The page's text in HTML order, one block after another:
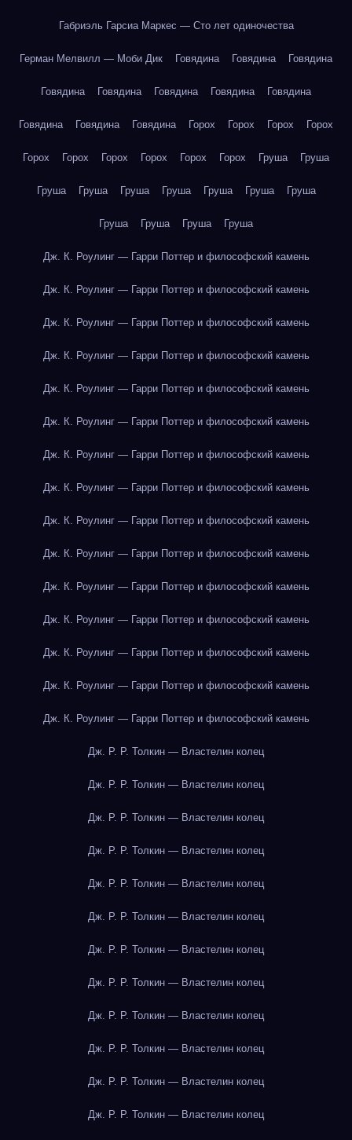
Габриэль Гарсиа Маркес — Сто лет одиночества
Герман Мелвилл — Моби Дик Говядина Говядина Говядина
Говядина Говядина Говядина Говядина Говядина
Говядина Говядина Говядина Горох Горох Горох Горох
Горох Горох Горох Горох Горох Горох Груша Груша
Груша Груша Груша Груша Груша Груша Груша
Груша Груша Груша Груша
Дж. К. Роулинг — Гарри Поттер и философский камень
Дж. К. Роулинг — Гарри Поттер и философский камень
Дж. К. Роулинг — Гарри Поттер и философский камень
Дж. К. Роулинг — Гарри Поттер и философский камень
Дж. К. Роулинг — Гарри Поттер и философский камень
Дж. К. Роулинг — Гарри Поттер и философский камень
Дж. К. Роулинг — Гарри Поттер и философский камень
Дж. К. Роулинг — Гарри Поттер и философский камень
Дж. К. Роулинг — Гарри Поттер и философский камень
Дж. К. Роулинг — Гарри Поттер и философский камень
Дж. К. Роулинг — Гарри Поттер и философский камень
Дж. К. Роулинг — Гарри Поттер и философский камень
Дж. К. Роулинг — Гарри Поттер и философский камень
Дж. К. Роулинг — Гарри Поттер и философский камень
Дж. К. Роулинг — Гарри Поттер и философский камень
Дж. Р. Р. Толкин — Властелин колец
Дж. Р. Р. Толкин — Властелин колец
Дж. Р. Р. Толкин — Властелин колец
Дж. Р. Р. Толкин — Властелин колец
Дж. Р. Р. Толкин — Властелин колец
Дж. Р. Р. Толкин — Властелин колец
Дж. Р. Р. Толкин — Властелин колец
Дж. Р. Р. Толкин — Властелин колец
Дж. Р. Р. Толкин — Властелин колец
Дж. Р. Р. Толкин — Властелин колец
Дж. Р. Р. Толкин — Властелин колец
Дж. Р. Р. Толкин — Властелин колец